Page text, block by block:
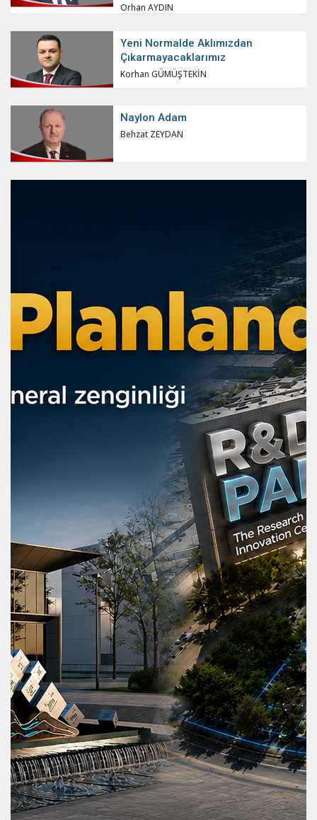
Orhan AYDIN
Yeni Normalde Aklımızdan
Çıkarmayacaklarımız
Korhan GÜMÜŞTEKİN
Naylon Adam
Behzat ZEYDAN